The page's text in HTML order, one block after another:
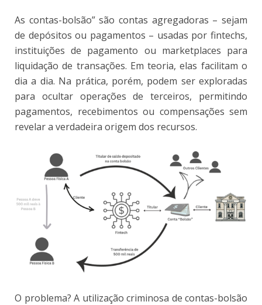
As contas-bolsão” são contas agregadoras – sejam
de depósitos ou pagamentos – usadas por fintechs,
instituições de pagamento ou marketplaces para
liquidação de transações. Em teoria, elas facilitam o
dia a dia. Na prática, porém, podem ser exploradas
para ocultar operações de terceiros, permitindo
pagamentos, recebimentos ou compensações sem
revelar a verdadeira origem dos recursos.
O problema? A utilização criminosa de contas-bolsão